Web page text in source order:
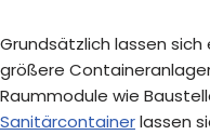
Grundsätzlich lassen
größere
Raummodule wie
Sanitärcontainerlassen